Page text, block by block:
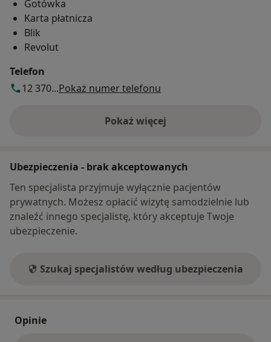
Gotówka
Karta płatnicza
Blik
Revolut
Telefon
12 370...Pokaż numer telefonu
Pokaż więcej
o adresie
Ubezpieczenia - brak akceptowanych
Ten specjalista przyjmuje wyłącznie pacjentów
prywatnych. Możesz opłacić wizytę samodzielnie lub
znaleźć innego specjalistę, który akceptuje Twoje
ubezpieczenie.
Szukaj specjalistów według ubezpieczenia
Opinie